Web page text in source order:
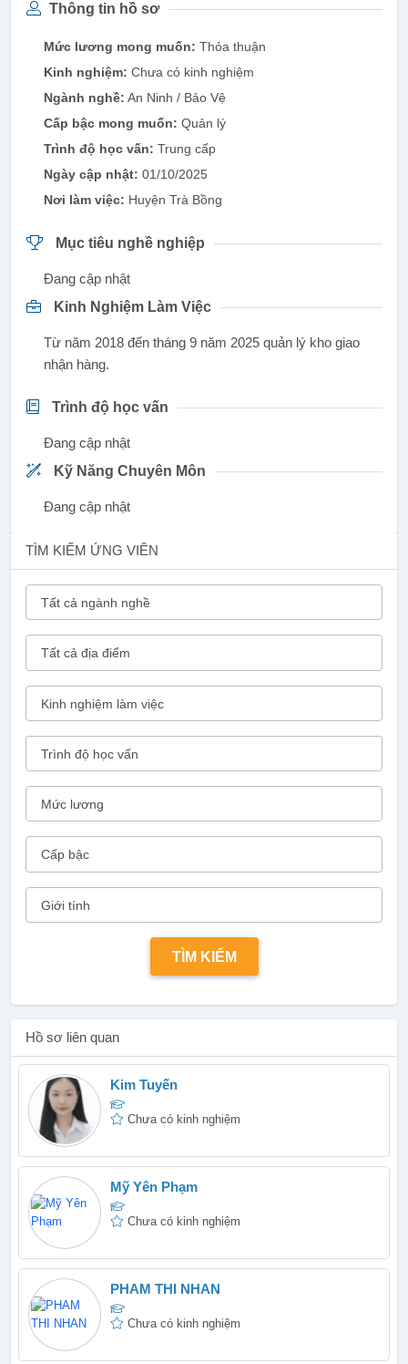
Thông tin hồ sơ
Mức lương mong muốn: Thỏa thuận
Kinh nghiệm: Chưa có kinh nghiệm
Ngành nghề: An Ninh / Bảo Vệ
Cấp bậc mong muốn: Quản lý
Trình độ học vấn: Trung cấp
Ngày cập nhật: 01/10/2025
Nơi làm việc: Huyện Trà Bồng
Mục tiêu nghề nghiệp
Đang cập nhật
Kinh Nghiệm Làm Việc
Từ năm 2018 đến tháng 9 năm 2025 quản lý kho giao
nhận hàng.
Trình độ học vấn
Đang cập nhật
Kỹ Năng Chuyên Môn
Đang cập nhật
TÌM KIẾM ỨNG VIÊN
Hồ sơ liên quan
Kim Tuyến
Chưa có kinh nghiệm
Mỹ Yên Phạm
Chưa có kinh nghiệm
PHAM THI NHAN
Chưa có kinh nghiệm